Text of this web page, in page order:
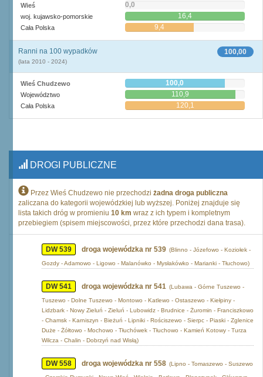
Wieś 0,0
woj. kujawsko-pomorskie 16,4
Cała Polska 9,4
100,00
Ranni na 100 wypadków
(lata 2010 - 2024)
Wieś Chudzewo 100,0
Województwo 110,9
Cała Polska 120,1
DROGI PUBLICZNE
Przez Wieś Chudzewo nie przechodzi żadna droga publiczna
zaliczana do kategorii wojewódzkiej lub wyższej. Poniżej znajduje się
lista takich dróg w promieniu 10 km wraz z ich typem i kompletnym
przebiegiem (spisem miejscowości, przez które przechodzi dana trasa).
DW 539 droga wojewódzka nr 539 (Blinno - Józefowo - Koziołek -
Gozdy - Adamowo - Ligowo - Malanówko - Mysłakówko - Marianki - Tłuchowo)
DW 541 droga wojewódzka nr 541 (Lubawa - Górne Tuszewo -
Tuszewo - Dolne Tuszewo - Montowo - Katlewo - Ostaszewo - Kiełpiny -
Lidzbark - Nowy Zieluń - Zieluń - Lubowidz - Brudnice - Żuromin - Franciszkowo
- Chamsk - Karniszyn - Bieżuń - Lipniki - Rościszewo - Sierpc - Piaski - Zglenice
Duże - Żółtowo - Mochowo - Tłuchówek - Tłuchowo - Kamień Kotowy - Turza
Wilcza - Chalin - Dobrzyń nad Wisłą)
DW 558 droga wojewódzka nr 558 (Lipno - Tomaszewo - Suszewo